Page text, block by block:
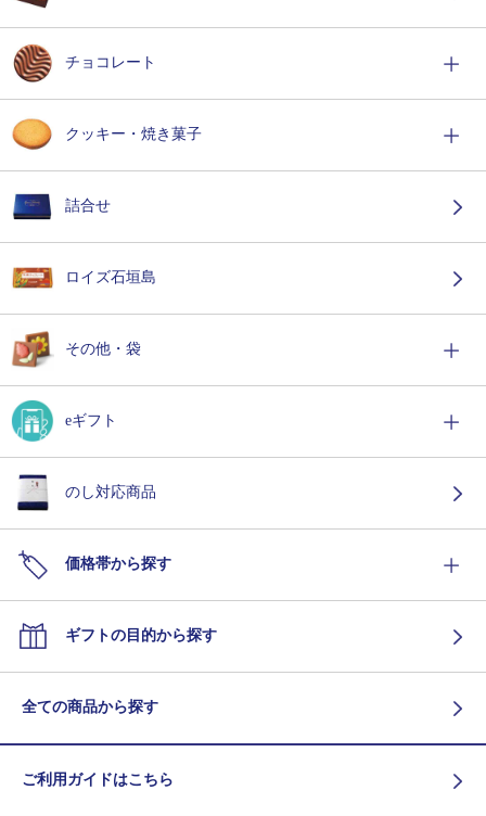
チョコレート
クッキー・焼き菓子
詰合せ
ロイズ石垣島
その他・袋
eギフト
のし対応商品
価格帯から探す
ギフトの目的から探す
全ての商品から探す
ご利用ガイドはこちら